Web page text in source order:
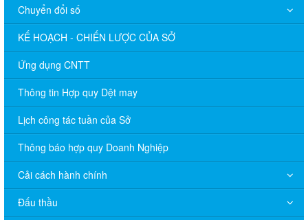
Chuyển đổi số
KẾ HOẠCH - CHIẾN LƯỢC CỦA SỞ
Ứng dụng CNTT
Thông tin Hợp quy Dệt may
Lịch công tác tuần của Sở
Thông báo hợp quy Doanh Nghiệp
Cải cách hành chính
Đấu thầu